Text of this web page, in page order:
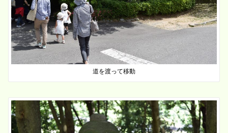
道を渡って移動